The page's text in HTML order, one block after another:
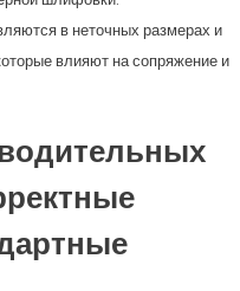
в неточных размерах и
влияют на сопряжение и